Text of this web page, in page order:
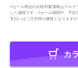
※セール商品の比較対象価格はマルイ
した価格です。※セール期間中、予
支払いはご注文時の価格となりますの
カ